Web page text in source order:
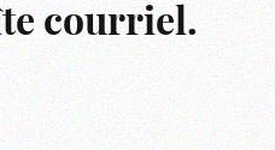
courriel.